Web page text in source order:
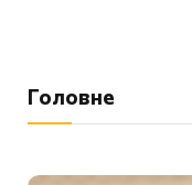
Головне